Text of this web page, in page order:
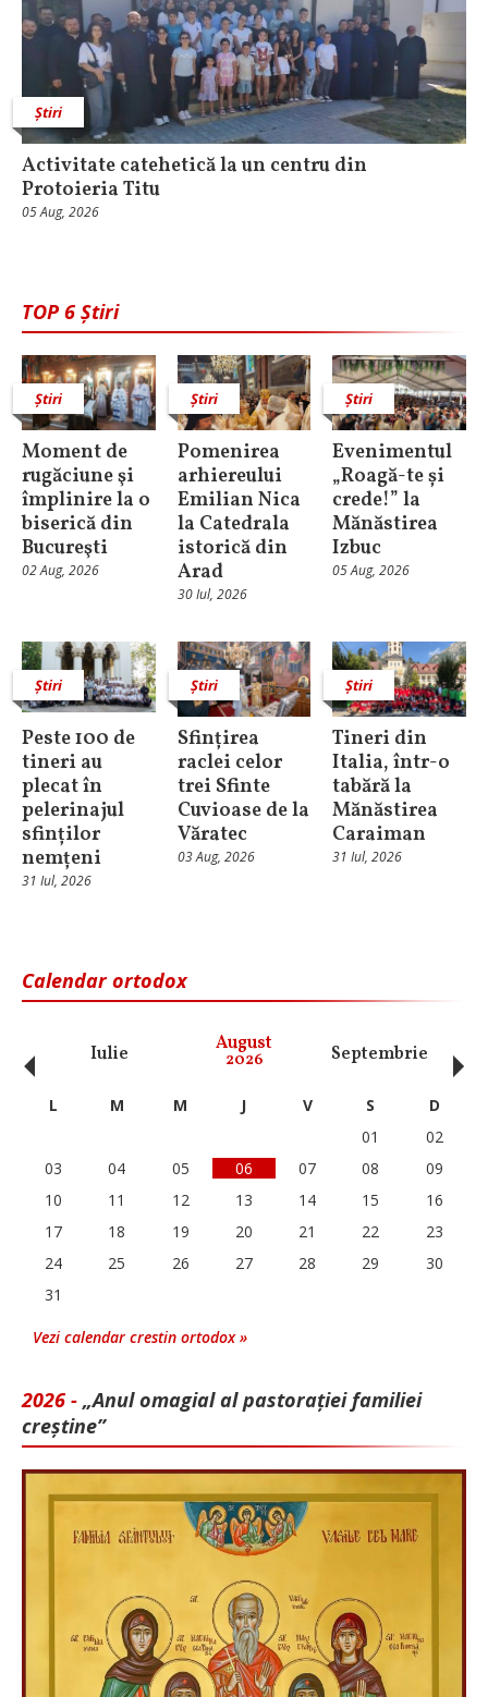
Știri
Activitate catehetică la un centru din
Protoieria Titu
05 Aug, 2026
TOP 6 Știri
Știri
Moment de
rugăciune şi
împlinire la o
biserică din
Bucureşti
02 Aug, 2026
Știri
Pomenirea
arhiereului
Emilian Nica
la Catedrala
istorică din
Arad
30 Iul, 2026
Știri
Evenimentul
„Roagă-te și
crede!” la
Mănăstirea
Izbuc
05 Aug, 2026
Știri
Peste 100 de
tineri au
plecat în
pelerinajul
sfinților
nemțeni
31 Iul, 2026
Știri
Sfințirea
raclei celor
trei Sfinte
Cuvioase de la
Văratec
03 Aug, 2026
Știri
Tineri din
Italia, într-o
tabără la
Mănăstirea
Caraiman
31 Iul, 2026
Calendar ortodox
Iulie August
2026 Septembrie
‹ L M M J V S
D
01
02
03
04 05 06 07 08
09
10
11 12 13 14 15
16
17
18 19 20 21 22
23
24
25 26 27 28 29
30
31
Vezi calendar crestin ortodox »
2026 - „Anul omagial al pastorației familiei
creștine”